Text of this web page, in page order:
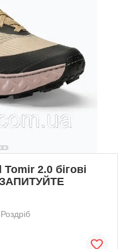
2.0 бігові
ЗАПИТУЙТЕ
Роздріб